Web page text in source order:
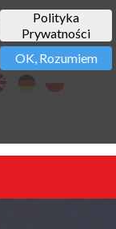
Polityka
Prywatności
OK, Rozumiem